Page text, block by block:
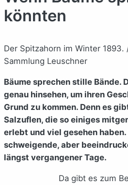
könnten
Der Spitzahorn im Winter 1893.
Sammlung Leuschner
Bäume sprechen stille Bände.
genau hinsehen, um ihren
Grund zu kommen. Denn es
Salzuflen, die so einiges
erlebt und viel gesehen
schweigende, aber
längst vergangener Tage.
Da gibt es zum